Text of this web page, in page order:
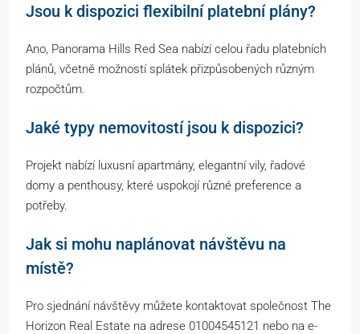
Jsou k dispozici flexibilní platební plány?
Ano, Panorama Hills Red Sea nabízí celou řadu platebních
plánů, včetně možností splátek přizpůsobených různým
rozpočtům.
Jaké typy nemovitostí jsou k dispozici?
Projekt nabízí luxusní apartmány, elegantní vily, řadové
domy a penthousy, které uspokojí různé preference a
potřeby.
Jak si mohu naplánovat návštěvu na
místě?
Pro sjednání návštěvy můžete kontaktovat společnost The
Horizon Real Estate na adrese 01004545121 nebo na e-